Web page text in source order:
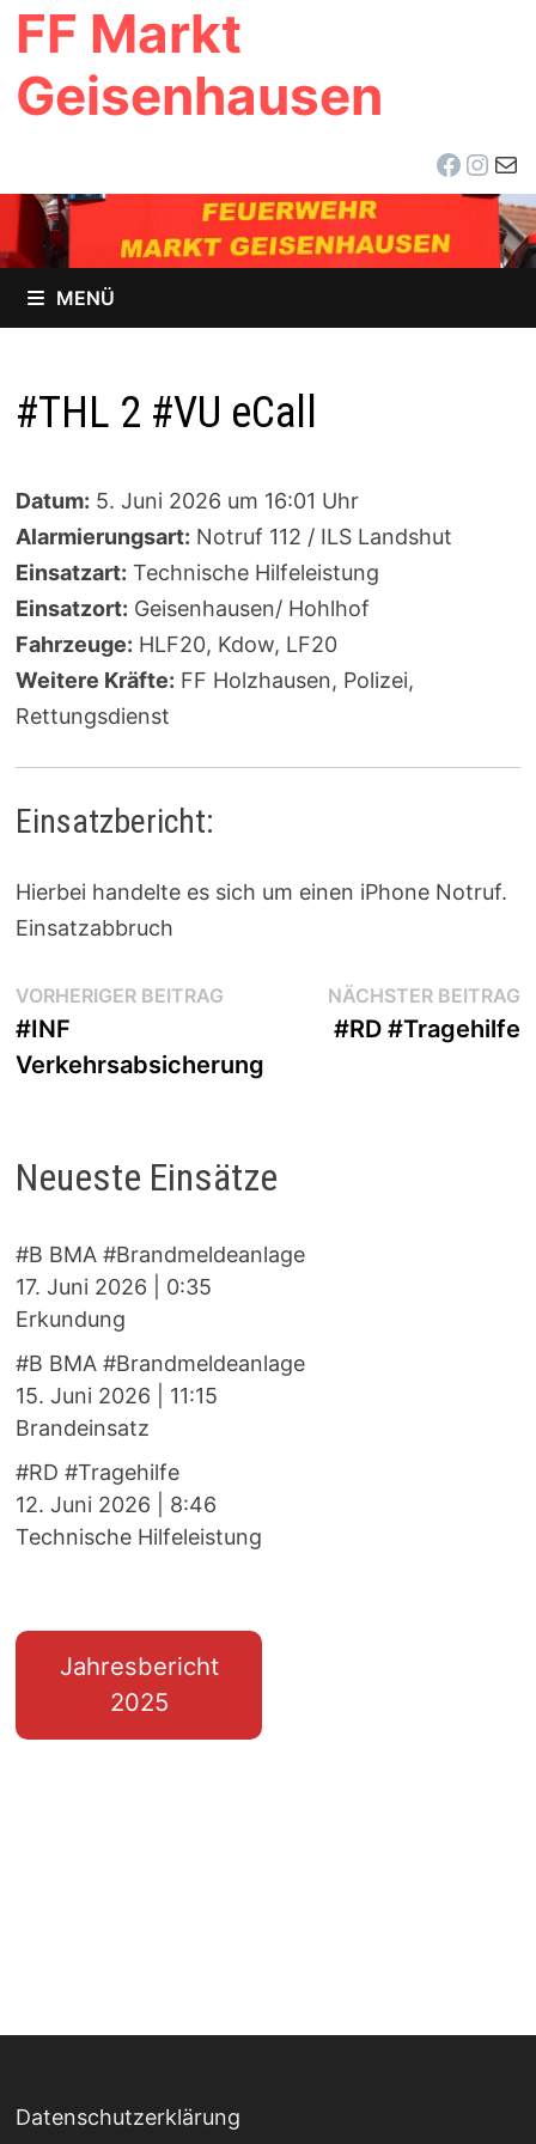
Zum
Inhalt
springen
FF Markt
Geisenhausen
E-
MENÜ
#THL 2 #VU eCall
Datum: 5. Juni 2026 um 16:01 Uhr
Alarmierungsart: Notruf 112 / ILS Landshut
Einsatzart: Technische Hilfeleistung
Einsatzort: Geisenhausen/ Hohlhof
Fahrzeuge: HLF20, Kdow, LF20
Weitere Kräfte: FF Holzhausen, Polizei,
Rettungsdienst
Einsatzbericht:
Hierbei handelte es sich um einen iPhone Notruf.
Einsatzabbruch
Beitragsnavigation
VORHERIGER BEITRAGVorheriger
#INF
Verkehrsabsicherung
NÄCHSTER BEITRAG
#RD #Tragehilfe
Neueste Einsätze
#B BMA #Brandmeldeanlage
17. Juni 2026
0:35
Erkundung
#B BMA #Brandmeldeanlage
15. Juni 2026
11:15
Brandeinsatz
#RD #Tragehilfe
12. Juni 2026
8:46
Technische Hilfeleistung
Jahresbericht
2025
Datenschutzerklärung